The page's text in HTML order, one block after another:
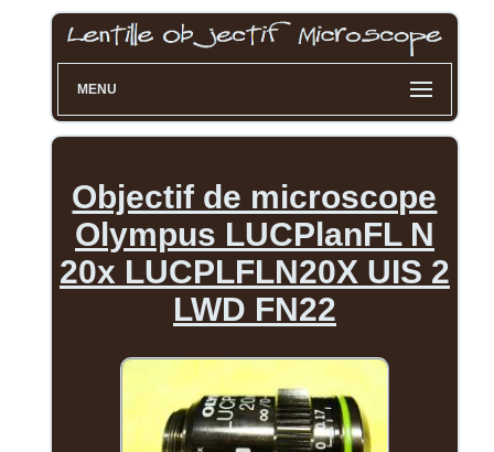
MENU
Objectif de microscope
Olympus LUCPlanFL N
20x LUCPLFLN20X UIS 2
LWD FN22